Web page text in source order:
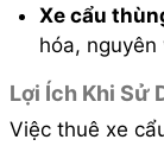
Xe cẩu
hóa,
Lợi Ích Khi Sử
Việc thuê xe